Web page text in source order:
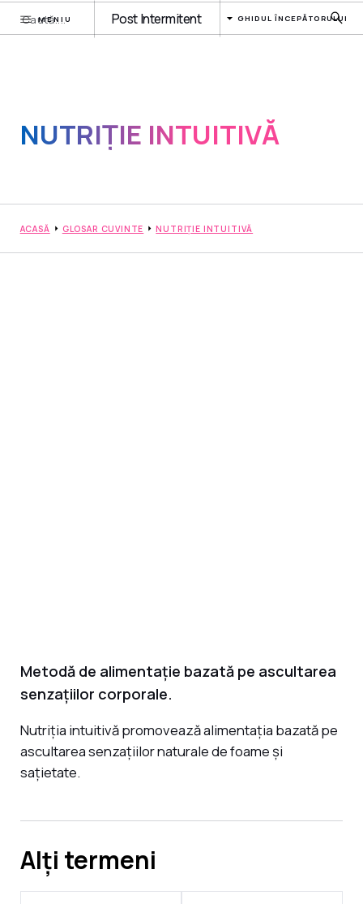
MENIU Post Intermitent GHIDUL ÎNCEPĂTORULUI
NUTRIȚIE INTUITIVĂ
ACASĂ GLOSAR CUVINTE NUTRIȚIE INTUITIVĂ
Metodă de alimentație bazată pe ascultarea
senzațiilor corporale.
Nutriția intuitivă promovează alimentația bazată pe
ascultarea senzațiilor naturale de foame și
sațietate.
Alți termeni